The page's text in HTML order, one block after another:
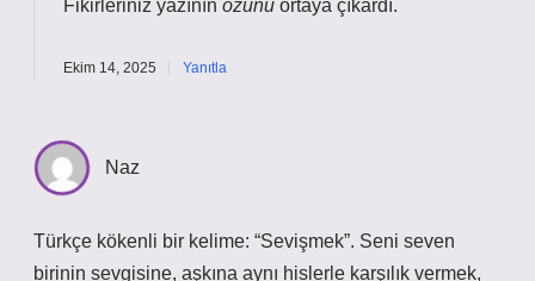
Fikirleriniz yazının özünü ortaya çıkardı.
Ekim 14, 2025 Yanıtla
Naz
Türkçe kökenli bir kelime: “Sevişmek”. Seni seven
birinin sevgisine, aşkına aynı hislerle karşılık vermek,